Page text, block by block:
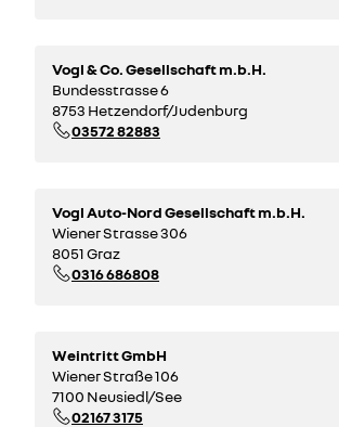
Vogl & Co. Gesellschaft m.b.H.
Bundesstrasse 6
8753 Hetzendorf/Judenburg
03572 82883
Vogl Auto-Nord Gesellschaft m.b.H.
Wiener Strasse 306
8051 Graz
0316 686808
Weintritt GmbH
Wiener Straße 106
7100 Neusiedl/See
02167 3175